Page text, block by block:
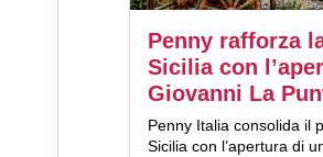
Penny rafforza
Sicilia con
Giovanni La
Penny Italia consolida il
Sicilia con l’apertura di